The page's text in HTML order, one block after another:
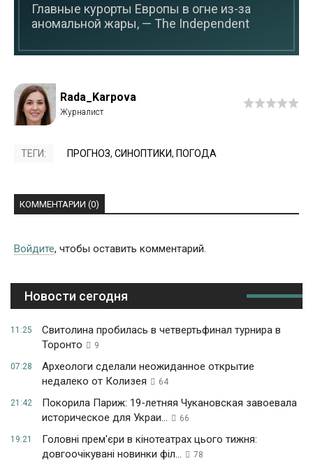
Главные курорты Европы в огне из-за
аномальной жары, — The Independent
Rada_Karpova
ТЕГИ: ПРОГНОЗ, СИНОПТИКИ, ПОГОДА
КОММЕНТАРИИ (0)
Войдите, чтобы оставить комментарий.
Новости сегодня
11:25
Свитолина пробилась в четвертьфинал турнира в
Торонто
9
07:28
Археологи сделали неожиданное открытие
недалеко от Колизея
64
21:42
Покорила Париж: 19-летняя Чукановская завоевала
историческое для Украи...
66
19:21
Головні прем'єри в кінотеатрах цього тижня:
довгоочікувані новинки філ...
78